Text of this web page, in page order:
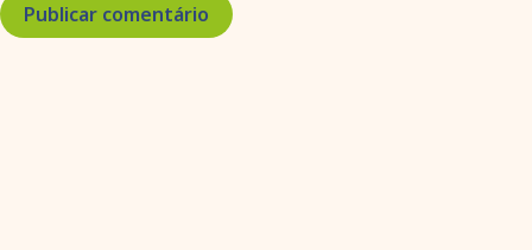
Publicar comentário